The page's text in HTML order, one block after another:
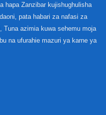
hapa Zanzibar kujishughulisha
pata habari za nafasi za
Tuna azimia kuwa sehemu moja
na ufurahie mazuri ya karne ya